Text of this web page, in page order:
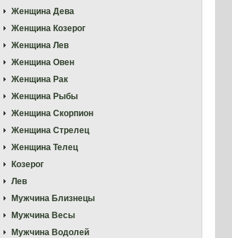
Женщина Дева
Женщина Козерог
Женщина Лев
Женщина Овен
Женщина Рак
Женщина Рыбы
Женщина Скорпион
Женщина Стрелец
Женщина Телец
Козерог
Лев
Мужчина Близнецы
Мужчина Весы
Мужчина Водолей